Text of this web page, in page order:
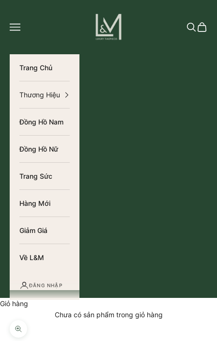
L&M Luxury Timepieces
Tìm kiếm
Giỏ
Trang Chủ
Thương Hiệu
Đồng Hồ Nam
Đồng Hồ Nữ
Trang Sức
Hàng Mới
Giảm Giá
Về L&M
ĐĂNG NHẬP
Giỏ hàng
Chưa có sản phẩm trong giỏ hàng
Thu phóng hình ảnh